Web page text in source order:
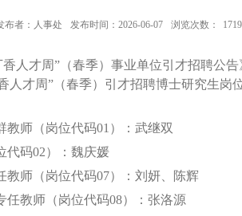
布者：人事处 发布时间：2026-06-07 浏览次数： 1719
香人才周”（春季）事业单位引才招聘公告
人才周”（春季）引才招聘博士研究生岗
教师（岗位代码01）：武继双
代码02）：魏庆媛
教师（岗位代码07）：刘妍、陈辉
任教师（岗位代码08）：张洛源